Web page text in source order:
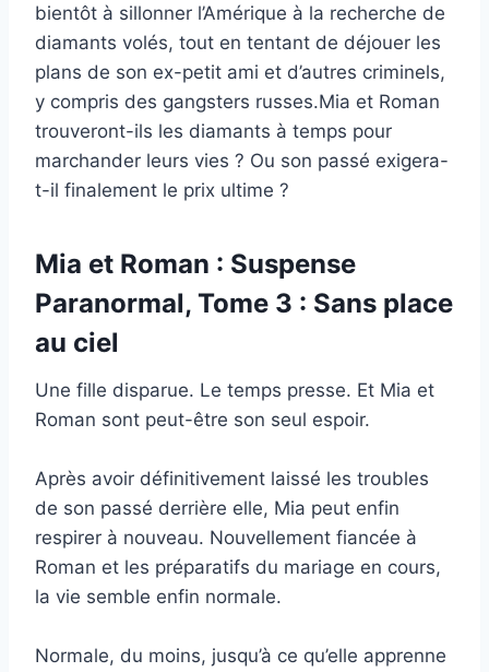
bientôt à sillonner l’Amérique à la recherche de
diamants volés, tout en tentant de déjouer les
plans de son ex-petit ami et d’autres criminels,
y compris des gangsters russes.Mia et Roman
trouveront-ils les diamants à temps pour
marchander leurs vies ? Ou son passé exigera-
t-il finalement le prix ultime ?
Mia et Roman : Suspense
Paranormal, Tome 3 : Sans place
au ciel
Une fille disparue. Le temps presse. Et Mia et
Roman sont peut-être son seul espoir.
Après avoir définitivement laissé les troubles
de son passé derrière elle, Mia peut enfin
respirer à nouveau. Nouvellement fiancée à
Roman et les préparatifs du mariage en cours,
la vie semble enfin normale.
Normale, du moins, jusqu’à ce qu’elle apprenne